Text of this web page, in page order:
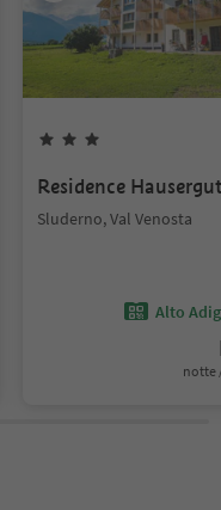
Residence
Sluderno, Val Venosta
Alto
notte